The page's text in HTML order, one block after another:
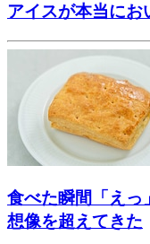
アイスが本当にお
食べた瞬間「え
想像を超えてきた